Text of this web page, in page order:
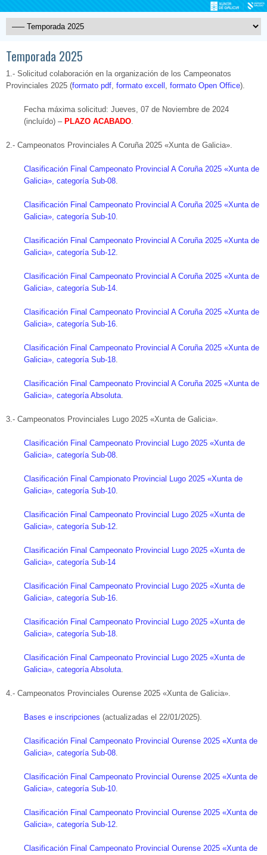
Temporada 2025
1.- Solicitud colaboración en la organización de los Campeonatos
Provinciales 2025 (formato pdf, formato excell , formato Open Office).
Fecha máxima solicitud: Jueves, 07 de Noviembre de 2024
(incluído) – PLAZO ACABADO.
2.- Campeonatos Provinciales A Coruña 2025 «Xunta de Galicia».
Clasificación Final Campeonato Provincial A Coruña 2025 «Xunta de
Galicia», categoría Sub-08.
Clasificación Final Campeonato Provincial A Coruña 2025 «Xunta de
Galicia», categoría Sub-10.
Clasificación Final Campeonato Provincial A Coruña 2025 «Xunta de
Galicia», categoría Sub-12.
Clasificación Final Campeonato Provincial A Coruña 2025 «Xunta de
Galicia», categoría Sub-14.
Clasificación Final Campeonato Provincial A Coruña 2025 «Xunta de
Galicia», categoría Sub-16.
Clasificación Final Campeonato Provincial A Coruña 2025 «Xunta de
Galicia», categoría Sub-18.
Clasificación Final Campeonato Provincial A Coruña 2025 «Xunta de
Galicia», categoría Absoluta.
3.- Campeonatos Provinciales Lugo 2025 «Xunta de Galicia».
Clasificación Final Campeonato Provincial Lugo 2025 «Xunta de
Galicia», categoría Sub-08.
Clasificación Final Campionato Provincial Lugo 2025 «Xunta de
Galicia», categoría Sub-10.
Clasificación Final Campeonato Provincial Lugo 2025 «Xunta de
Galicia», categoría Sub-12.
Clasificación Final Campeonato Provincial Lugo 2025 «Xunta de
Galicia», categoría Sub-14
Clasificación Final Campeonato Provincial Lugo 2025 «Xunta de
Galicia», categoría Sub-16.
Clasificación Final Campeonato Provincial Lugo 2025 «Xunta de
Galicia», categoría Sub-18.
Clasificación Final Campeonato Provincial Lugo 2025 «Xunta de
Galicia», categoría Absoluta.
4.- Campeonatos Provinciales Ourense 2025 «Xunta de Galicia».
Bases e inscripciones (actualizadas el 22/01/2025).
Clasificación Final Campeonato Provincial Ourense 2025 «Xunta de
Galicia», categoría Sub-08.
Clasificación Final Campeonato Provincial Ourense 2025 «Xunta de
Galicia», categoría Sub-10.
Clasificación Final Campeonato Provincial Ourense 2025 «Xunta de
Galicia», categoría Sub-12.
Clasificación Final Campeonato Provincial Ourense 2025 «Xunta de